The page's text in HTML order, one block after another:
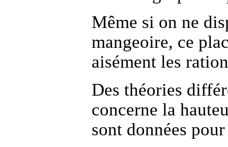
Même si on ne
mangeoire, ce
aisément les
Des théories
concerne la
sont données